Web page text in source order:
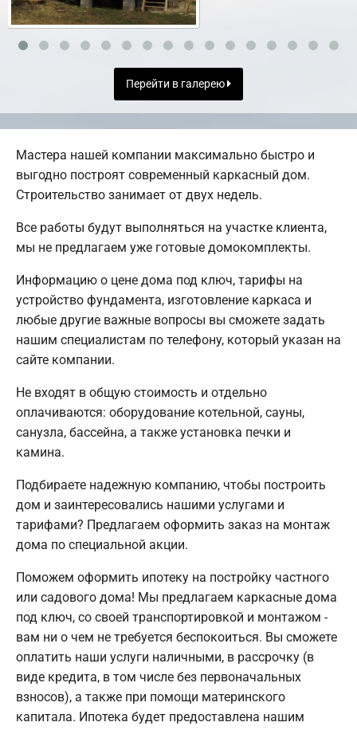
Перейти в галерею
Мастера нашей компании максимально быстро и
выгодно построят современный каркасный дом.
Строительство занимает от двух недель.
Все работы будут выполняться на участке клиента,
мы не предлагаем уже готовые домокомплекты.
Информацию о цене дома под ключ, тарифы на
устройство фундамента, изготовление каркаса и
любые другие важные вопросы вы сможете задать
нашим специалистам по телефону, который указан на
сайте компании.
Не входят в общую стоимость и отдельно
оплачиваются: оборудование котельной, сауны,
санузла, бассейна, а также установка печки и
камина.
Подбираете надежную компанию, чтобы построить
дом и заинтересовались нашими услугами и
тарифами? Предлагаем оформить заказ на монтаж
дома по специальной акции.
Поможем оформить ипотеку на постройку частного
или садового дома! Мы предлагаем каркасные дома
под ключ, со своей транспортировкой и монтажом -
вам ни о чем не требуется беспокоиться. Вы сможете
оплатить наши услуги наличными, в рассрочку (в
виде кредита, в том числе без первоначальных
взносов), а также при помощи материнского
капитала. Ипотека будет предоставлена нашим